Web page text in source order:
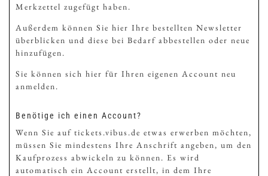
Merkzettel zugefügt haben.
Außerdem können Sie hier Ihre bestellten Newsletter
überblicken und diese bei Bedarf abbestellen oder neue
hinzufügen.
Sie können sich hier für Ihren eigenen Account neu
anmelden.
Benötige ich einen Account?
Wenn Sie auf tickets.vibus.de etwas erwerben möchten,
müssen Sie mindestens Ihre Anschrift angeben, um den
Kaufprozess abwickeln zu können. Es wird
automatisch ein Account erstellt, in dem Ihre